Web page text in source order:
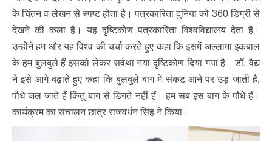
के चिंतन व लेखन से स्पष्ट होता है। पत्रकारिता दुनिया को 360 डिग्री से
देखने की कला है। यह दृष्टिकोण पत्रकारिता विश्वविद्यालय देता है।
उन्होंने हम और यह विश्व की चर्चा करते हुए कहा कि इसमें अल्लामा इकबाल
के हम बुलबुले हैं इसको लेकर सर्वथा नया दृष्टिकोण दिया गया है। डॉ. वैद्य
ने इसे आगे बढ़ाते हुए कहा कि बुलबुले बाग में संकट आने पर उड़ जाती हैं,
पौधे जल जाते हैं किंतु बाग से डिगते नहीं हैं। हम सब इस बाग के पौधे हैं।
कार्यक्रम का संचालन छात्र राजवर्धन सिंह ने किया।